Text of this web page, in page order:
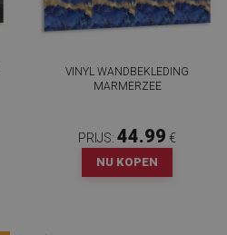
VINYL WANDBEKLEDING
MARMERZEE
PRIJS: 44.99 €
NU KOPEN